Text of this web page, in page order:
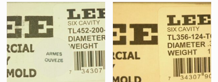
récent
au
plus
ancien